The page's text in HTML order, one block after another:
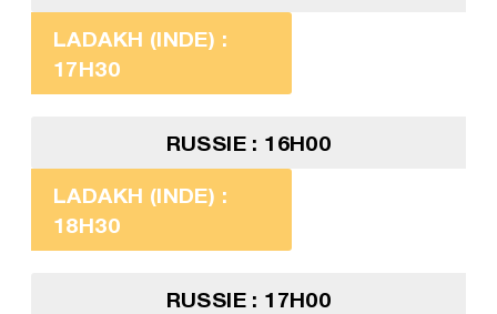
LADAKH (INDE) :
17H30
RUSSIE : 16H00
LADAKH (INDE) :
18H30
RUSSIE : 17H00